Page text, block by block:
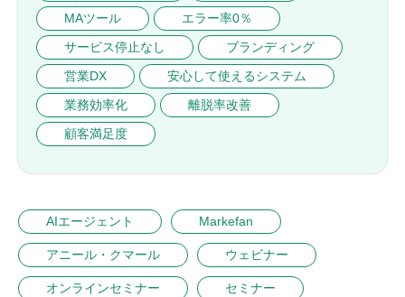
MAツール
エラー率0％
サービス停止なし
ブランディング
営業DX
安心して使えるシステム
業務効率化
離脱率改善
顧客満足度
AIエージェント Markefan
アニール・クマール ウェビナー
オンラインセミナー セミナー